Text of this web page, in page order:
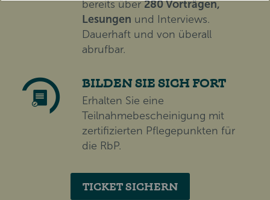
bereits über280 Vorträgen,
Lesungen und Interviews.
Dauerhaft und von überall
abrufbar.
BILDEN SIE SICH FORT
Erhalten Sie eine
Teilnahmebescheinigung mit
zertifizierten Pflegepunkten für
die RbP.
TICKET SICHERN